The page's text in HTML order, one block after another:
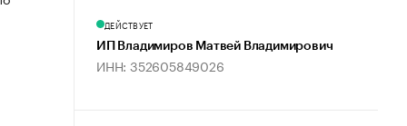
ДЕЙСТВУЕТ
ИП Владимиров Матвей Владимирович
ИНН: 352605849026